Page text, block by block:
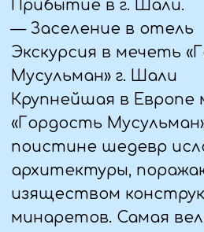
8 ДЕНЬ (10.06.25)
ветреной погоде. Смотровая на
Чиркейское водохранилище –
— Прогулка на катере (по
доп.плата).
минут. Красивые виды под
колоритную музыку Дагестана.
— Заселение в гостевой дом в
местности.
— Ужин в гостевом доме.
национальная кухня.